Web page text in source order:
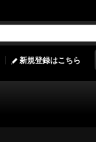
新規登録はこちら